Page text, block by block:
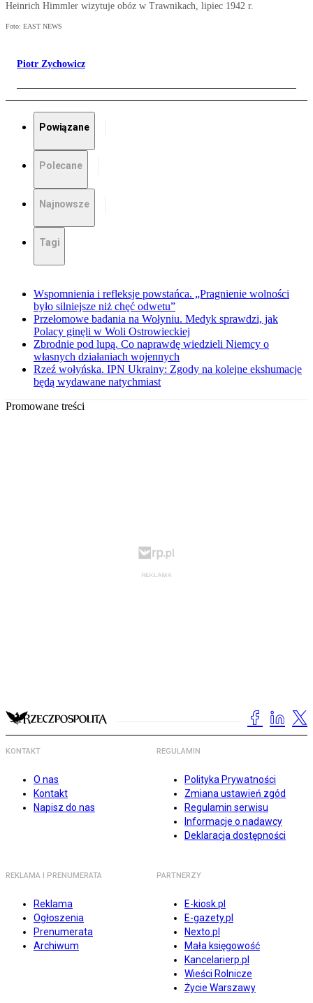
Heinrich Himmler wizytuje obóz w Trawnikach, lipiec 1942 r.
Foto: EAST NEWS
Piotr Zychowicz
Powiązane
Polecane
Najnowsze
Tagi
Wspomnienia i refleksje powstańca. „Pragnienie wolności
było silniejsze niż chęć odwetu”
Przełomowe badania na Wołyniu. Medyk sprawdzi, jak
Polacy ginęli w Woli Ostrowieckiej
Zbrodnie pod lupą. Co naprawdę wiedzieli Niemcy o
własnych działaniach wojennych
Rzeź wołyńska. IPN Ukrainy: Zgody na kolejne ekshumacje
będą wydawane natychmiast
Promowane treści
KONTAKT
O nas
Kontakt
Napisz do nas
REGULAMIN
Polityka Prywatności
Zmiana ustawień zgód
Regulamin serwisu
Informacje o nadawcy
Deklaracja dostępności
REKLAMA I PRENUMERATA
Reklama
Ogłoszenia
Prenumerata
Archiwum
PARTNERZY
E-kiosk.pl
E-gazety.pl
Nexto.pl
Mała księgowość
Kancelarierp.pl
Wieści Rolnicze
Życie Warszawy